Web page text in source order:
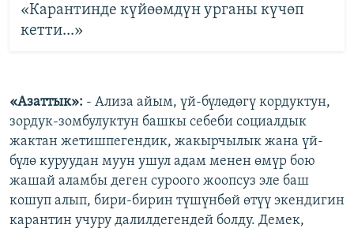
«Карантинде күйөөмдүн урганы күчөп
кетти...»
«Азаттык»: - Ализа айым, үй-бүлөдөгү кордуктун,
зордук-зомбулуктун башкы себеби социалдык
жактан жетишпегендик, жакырчылык жана үй-
бүлө куруудан муун ушул адам менен өмүр бою
жашай аламбы деген суроого жоопсуз эле баш
кошуп алып, бири-бирин түшүнбөй өтүү экендигин
карантин учуру далилдегендей болду. Демек,